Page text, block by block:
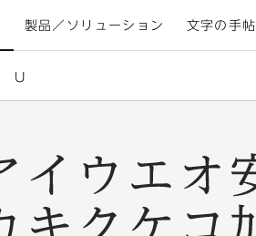
製品／ソリューション 文字の手帖
U